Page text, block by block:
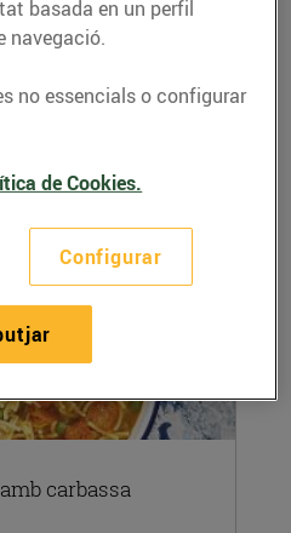
amb verdures
400 g de
d’1 llimona ratllada
carbassa
basada en un perfil
navegació.
no essencials o configurar
de Cookies.
Configurar